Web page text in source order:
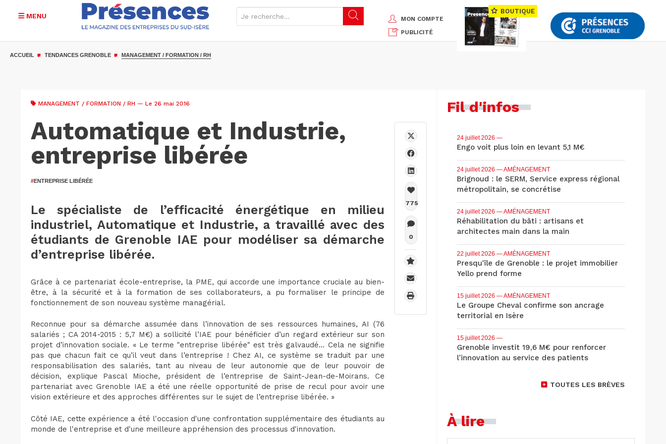
MENU
MON COMPTE
PUBLICITÉ
BOUTIQUE
ACCUEIL TENDANCES GRENOBLE MANAGEMENT / FORMATION / RH
MANAGEMENT / FORMATION / RH — Le 26 mai 2016
Automatique et Industrie,
entreprise libérée
#ENTREPRISE LIBÉRÉE
Le spécialiste de l’efficacité énergétique en milieu
industriel, Automatique et Industrie, a travaillé avec des
étudiants de Grenoble IAE pour modéliser sa démarche
d’entreprise libérée.
Grâce à ce partenariat école-entreprise, la PME, qui accorde une importance cruciale au bien-
être, à la sécurité et à la formation de ses collaborateurs, a pu formaliser le principe de
fonctionnement de son nouveau système managérial.
Reconnue pour sa démarche assumée dans l’innovation de ses ressources humaines, AI (76
salariés ; CA 2014-2015 : 5,7 M€) a sollicité l’IAE pour bénéficier d’un regard extérieur sur son
projet d’innovation sociale. « Le terme "entreprise libérée" est très galvaudé… Cela ne signifie
pas que chacun fait ce qu’il veut dans l’entreprise ! Chez AI, ce système se traduit par une
responsabilisation des salariés, tant au niveau de leur autonomie que de leur pouvoir de
décision, explique Pascal Mioche, président de l’entreprise de Saint-Jean-de-Moirans. Ce
partenariat avec Grenoble IAE a été une réelle opportunité de prise de recul pour avoir une
vision extérieure et des approches différentes sur le sujet de l’entreprise libérée. »
Côté IAE, cette expérience a été l'occasion d'une confrontation supplémentaire des étudiants au
monde de l'entreprise et d'une meilleure appréhension des processus d'innovation.
775
0
Fil d'infos
24 juillet 2026 —
Engo voit plus loin en levant 5,1 M€
24 juillet 2026 — AMÉNAGEMENT
Brignoud : le SERM, Service express régional
métropolitain, se concrétise
24 juillet 2026 — AMÉNAGEMENT
Réhabilitation du bâti : artisans et
architectes main dans la main
22 juillet 2026 — AMÉNAGEMENT
Presqu'île de Grenoble : le projet immobilier
Yello prend forme
15 juillet 2026 — AMÉNAGEMENT
Le Groupe Cheval confirme son ancrage
territorial en Isère
15 juillet 2026 —
Grenoble investit 19,6 M€ pour renforcer
l’innovation au service des patients
TOUTES LES BRÈVES
À lire